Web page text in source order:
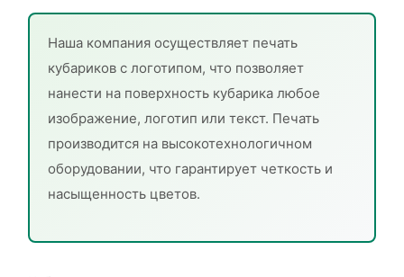
Наша компания осуществляет печать
кубариков с логотипом, что позволяет
нанести на поверхность кубарика любое
изображение, логотип или текст. Печать
производится на высокотехнологичном
оборудовании, что гарантирует четкость и
насыщенность цветов.